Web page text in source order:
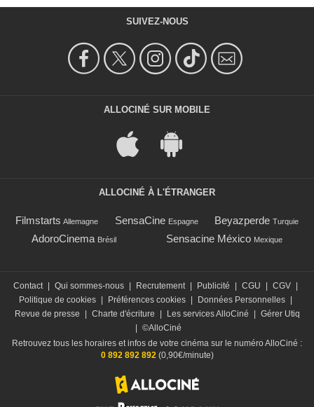
SUIVEZ-NOUS
ALLOCINÉ SUR MOBILE
ALLOCINÉ À L'ÉTRANGER
Filmstarts Allemagne SensaCine Espagne Beyazperde Turquie
AdoroCinema Brésil Sensacine México Mexique
Contact Qui sommes-nous Recrutement Publicité CGU CGV
Politique de cookies
Préférences cookies Données Personnelles
Revue de presse
Charte d'écriture Les services AlloCiné
Gérer Utiq
©AlloCiné
Retrouvez tous les horaires et infos de votre cinéma sur le numéro AlloCiné :
0 892 892 892(0,90€/minute)